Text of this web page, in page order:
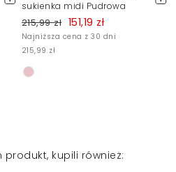
sukienka midi Pudrowa
215,99 zł 151,19 zł
Najniższa cena z 30 dni
215,99 zł
produkt, kupili również: